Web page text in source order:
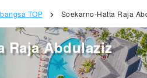
TOP Soekarno-Hatta Raja
Raja Abdulaziz